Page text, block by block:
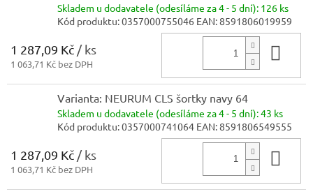
Skladem u dodavatele (odesíláme za 4 - 5 dní): 126 ks
Kód produktu:0357000755046 EAN:8591806019959
1 287,09 Kč / ks
1 063,71 Kč bez DPH
Varianta: NEURUM CLS šortky navy 64
Skladem u dodavatele (odesíláme za 4 - 5 dní):43 ks
Kód produktu:0357000741064 EAN:8591806549555
1 287,09 Kč / ks
1 063,71 Kč bez DPH